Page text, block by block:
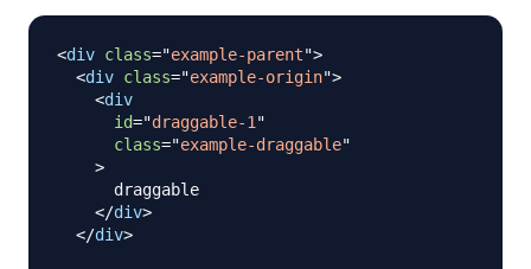
<div class="example-parent">
<div class="example-origin">
<div
id="draggable-1"
class="example-draggable"
>
      draggable
</div>
</div>